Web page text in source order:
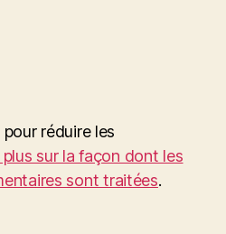
réduire les
plus sur la façon dont les
sont traitées.